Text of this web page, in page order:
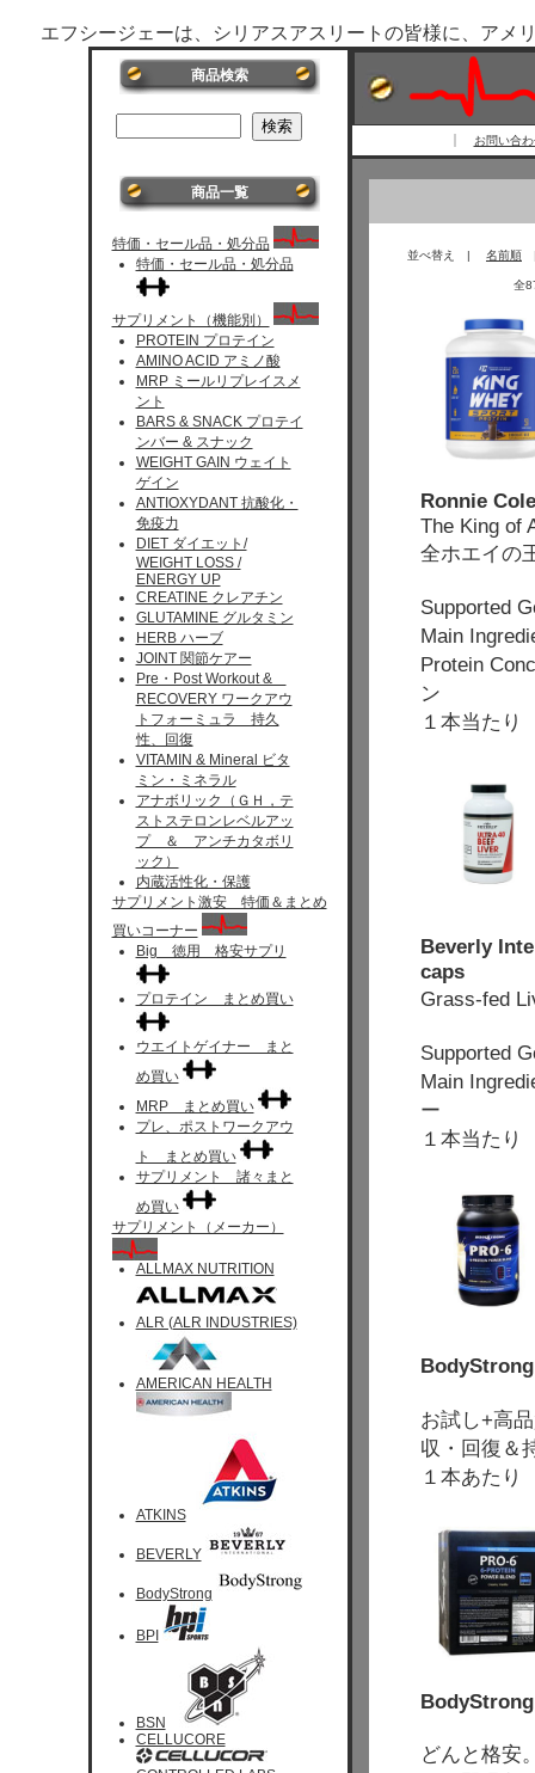
エフシージェーは、シリアスアスリートの皆様に、アメ
商品検索
商品一覧
特価・セール品・処分品
特価・セール品・処分品
サプリメント（機能別）
PROTEIN プロテイン
AMINO ACID アミノ酸
MRP ミールリプレイスメ
ント
BARS & SNACK プロテイ
ンバー & スナック
WEIGHT GAIN ウェイト
ゲイン
ANTIOXYDANT 抗酸化・
免疫力
DIET ダイエット/
WEIGHT LOSS /
ENERGY UP
CREATINE クレアチン
GLUTAMINE グルタミン
HERB ハーブ
JOINT 関節ケアー
Pre・Post Workout &
RECOVERY ワークアウ
トフォーミュラ 持久
性、回復
VITAMIN & Mineral ビタ
ミン・ミネラル
アナボリック（ＧＨ，テ
ストステロンレベルアッ
プ ＆ アンチカタボリ
ック）
内蔵活性化・保護
サプリメント激安 特価＆まとめ
買いコーナー
Big 徳用 格安サプリ
プロテイン まとめ買い
ウエイトゲイナー まと
め買い
MRP まとめ買い
プレ、ポストワークアウ
ト まとめ買い
サプリメント 諸々まと
め買い
サプリメント（メーカー）
ALLMAX NUTRITION
ALR (ALR INDUSTRIES)
AMERICAN HEALTH
ATKINS
BEVERLY
BodyStrong
BPI
BSN
CELLUCORE
お問い合
並べ替え | 名前順
全
Ronnie
The King of
全ホエイの
Supported
Main
Protein
ン
１本当た
Beverly
caps
Grass-fed
Supported
Main
ー
１本当た
お試し+高
収・回復＆
１本あた
どんと格安